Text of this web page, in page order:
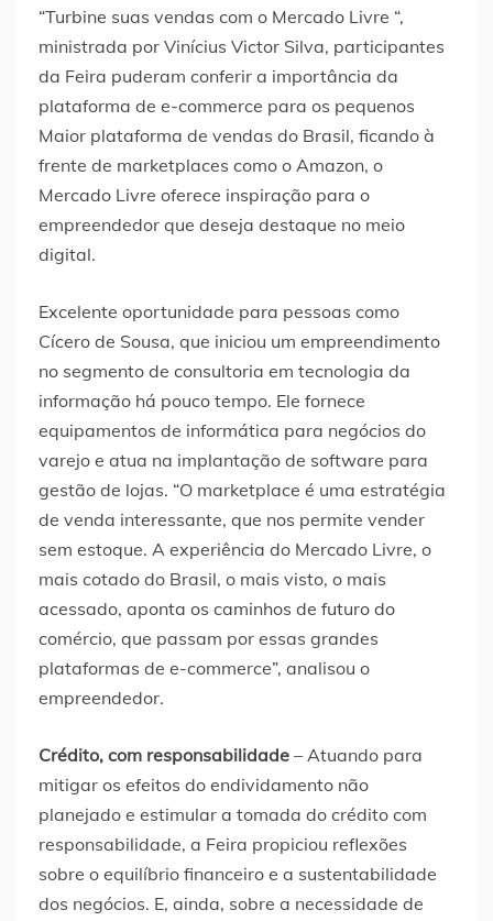
“Turbine suas vendas com o Mercado Livre “,
ministrada por Vinícius Victor Silva, participantes
da Feira puderam conferir a importância da
plataforma de e-commerce para os pequenos
Maior plataforma de vendas do Brasil, ficando à
frente de marketplaces como o Amazon, o
Mercado Livre oferece inspiração para o
empreendedor que deseja destaque no meio
digital.
Excelente oportunidade para pessoas como
Cícero de Sousa, que iniciou um empreendimento
no segmento de consultoria em tecnologia da
informação há pouco tempo. Ele fornece
equipamentos de informática para negócios do
varejo e atua na implantação de software para
gestão de lojas. “O marketplace é uma estratégia
de venda interessante, que nos permite vender
sem estoque. A experiência do Mercado Livre, o
mais cotado do Brasil, o mais visto, o mais
acessado, aponta os caminhos de futuro do
comércio, que passam por essas grandes
plataformas de e-commerce”, analisou o
empreendedor.
Crédito, com responsabilidade – Atuando para
mitigar os efeitos do endividamento não
planejado e estimular a tomada do crédito com
responsabilidade, a Feira propiciou reflexões
sobre o equilíbrio financeiro e a sustentabilidade
dos negócios. E, ainda, sobre a necessidade de